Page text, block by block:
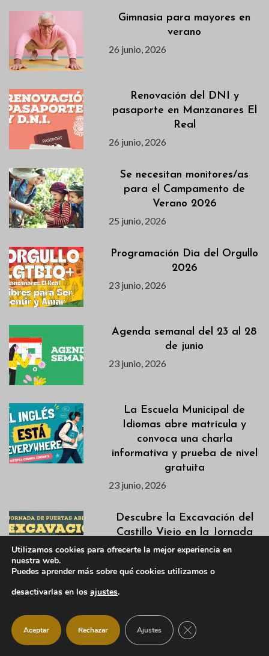
Gimnasia para mayores en
verano
26 junio, 2026
Renovación del DNI y
pasaporte en Manzanares El
Real
26 junio, 2026
Se necesitan monitores/as
para el Campamento de
Verano 2026
25 junio, 2026
Programación Día del Orgullo
2026
23 junio, 2026
Agenda semanal del 23 al 28
de junio
23 junio, 2026
La Escuela Municipal de
Idiomas abre matrícula y
convoca una charla
informativa y prueba de nivel
gratuita
23 junio, 2026
Descubre la Excavación del
Castillo Viejo en la Jornada
de Puertas Abiertas del 28
22 junio, 2026
admitidas/os de las
Actividades de Verano 2026
Utilizamos cookies para ofrecerte la mejor experiencia en
nuestra web.
Puedes aprender más sobre qué cookies utilizamos o
desactivarlas en los ajustes.
Aceptar Rechazar Ajustes CERRAR EL